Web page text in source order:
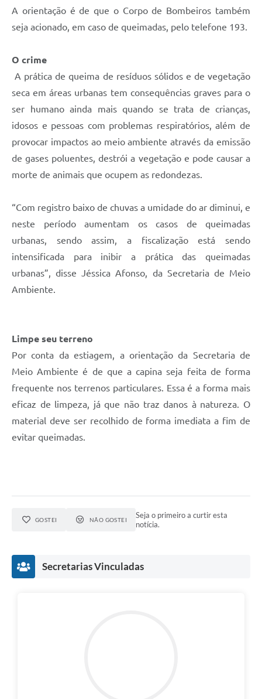
A orientação é de que o Corpo de Bombeiros também
seja acionado, em caso de queimadas, pelo telefone 193.
O crime
A prática de queima de resíduos sólidos e de vegetação
seca em áreas urbanas tem consequências graves para o
ser humano ainda mais quando se trata de crianças,
idosos e pessoas com problemas respiratórios, além de
provocar impactos ao meio ambiente através da emissão
de gases poluentes, destrói a vegetação e pode causar a
morte de animais que ocupem as redondezas.
“Com registro baixo de chuvas a umidade do ar diminui, e
neste período aumentam os casos de queimadas
urbanas, sendo assim, a fiscalização está sendo
intensificada para inibir a prática das queimadas
urbanas”, disse Jéssica Afonso, da Secretaria de Meio
Ambiente.
Limpe seu terreno
Por conta da estiagem, a orientação da Secretaria de
Meio Ambiente é de que a capina seja feita de forma
frequente nos terrenos particulares. Essa é a forma mais
eficaz de limpeza, já que não traz danos à natureza. O
material deve ser recolhido de forma imediata a fim de
evitar queimadas.
GOSTEI NÃO GOSTEI
Seja o primeiro a curtir esta
notícia.
Secretarias Vinculadas